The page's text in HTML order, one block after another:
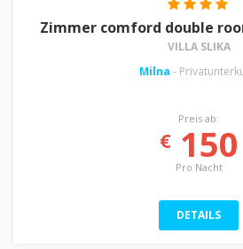
Zimmer comford double
VILLA SLIKA
Milna -
Preis ab:
€150
Pro Nacht
DETAILS